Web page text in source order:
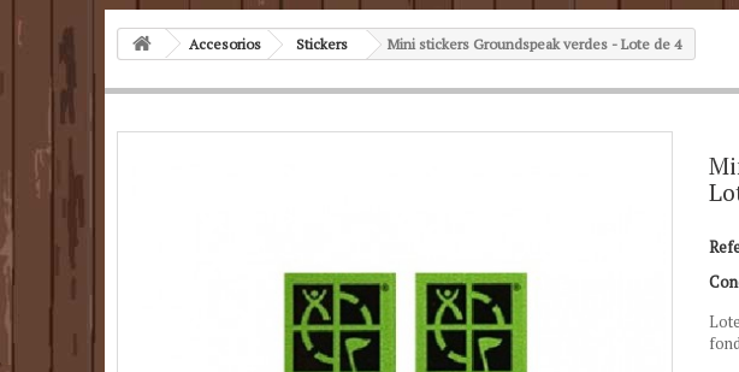
Accesorios Stickers Mini stickers Groundspeak verdes - Lote de 4